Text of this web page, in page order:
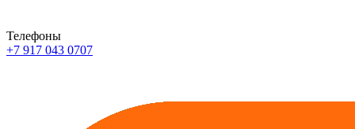
Телефоны
+7 917 043 0707